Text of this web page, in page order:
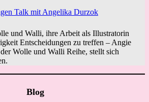
Talk mit Angelika Durzok
und Walli, ihre Arbeit als Illustratorin
Entscheidungen zu treffen – Angie
Wolle und Walli Reihe, stellt sich
Blog